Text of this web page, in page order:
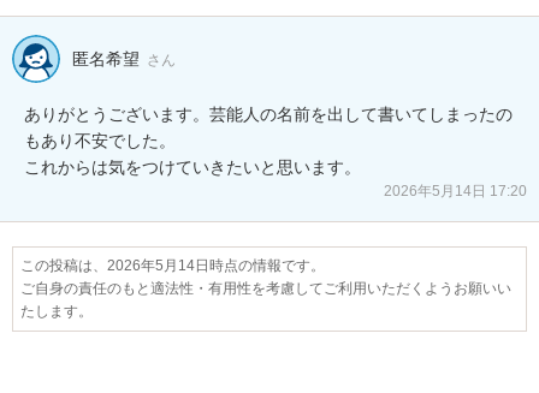
匿名希望 さん
ありがとうございます。芸能人の名前を出して書いてしまったの
もあり不安でした。
これからは気をつけていきたいと思います。
2026年5月14日 17:20
この投稿は、2026年5月14日時点の情報です。
ご自身の責任のもと適法性・有用性を考慮してご利用いただくようお願いい
たします。